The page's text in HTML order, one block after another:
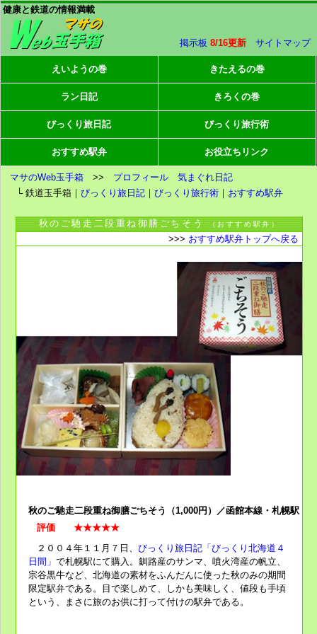
健康と鉄道の情報満載
掲示板 8/16更新 サイトマップ
えいようの巻 きたえるの巻
ラン日記 きろくの巻
びっくり旅日記 びっくり旅行術
おすすめ駅弁 お役立ちリンク
マサのWeb玉手箱 >> プロフィール
気まぐれ日記
└ 鉄道玉手箱｜びっくり旅日記 ｜びっくり旅行術 ｜ おすすめ駅弁
秋のご馳走二段重ね御膳ごちそう（おすすめ駅弁）
>>> おすすめ駅弁トップへ戻る
秋のご馳走二段重ね御膳ごちそう（1,000円）／函館本線・札幌駅
評価 ★★★★★
２００４年１１月７日、びっくり旅日記「びっくり北海道４
日間」 で札幌駅にて購入。釧路産のサンマ、噴火湾産の帆立、
宗谷黒牛など、北海道の素材をふんだんに使った秋のみの期間
限定駅弁である。目で楽しめて、しかも美味しく、値段も手頃
という、まさに旅のお供に打って付けの駅弁である。